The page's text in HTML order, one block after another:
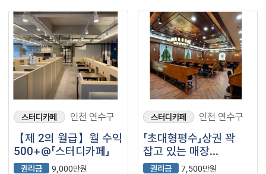
스터디카페 인천 연수구
【제 2의 월급】월 수익
500+@「스터디카페」
권리금
9,000만원
스터디카페 인천 연수구
「초대형평수」상권 꽉
잡고 있는 매장
【스터디카페】
권리금
7,500만원